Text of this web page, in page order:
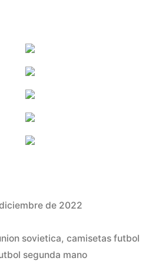
de 2022
sovietica, camisetas futbol
segunda mano